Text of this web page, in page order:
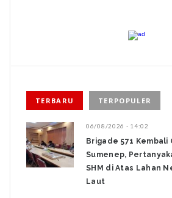
TERBARU TERPOPULER
06/08/2026 - 14:02
Brigade 571 Kembali
Sumenep,
SHM di Atas Lahan
Laut